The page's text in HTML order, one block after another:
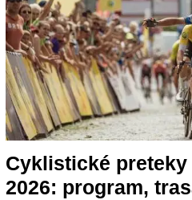
Cyklistické preteky
2026: program,